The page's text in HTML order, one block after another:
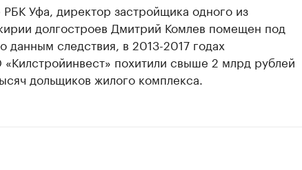
РБК Уфа, директор застройщика одного из
долгостроев Дмитрий Комлев помещен под
данным следствия, в 2013-2017 годах
похитили свыше 2 млрд рублей
дольщиков жилого комплекса.